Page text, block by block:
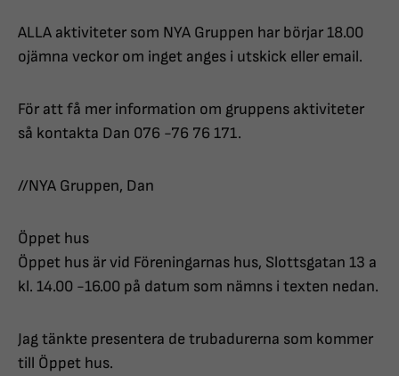
ALLA aktiviteter som NYA Gruppen har börjar 18.00
ojämna veckor om inget anges i utskick eller email.
För att få mer information om gruppens aktiviteter
så kontakta Dan 076 -76 76 171.
//NYA Gruppen, Dan
Öppet hus
Öppet hus är vid Föreningarnas hus, Slottsgatan 13 a
kl. 14.00 -16.00 på datum som nämns i texten nedan.
Jag tänkte presentera de trubadurerna som kommer
till Öppet hus.